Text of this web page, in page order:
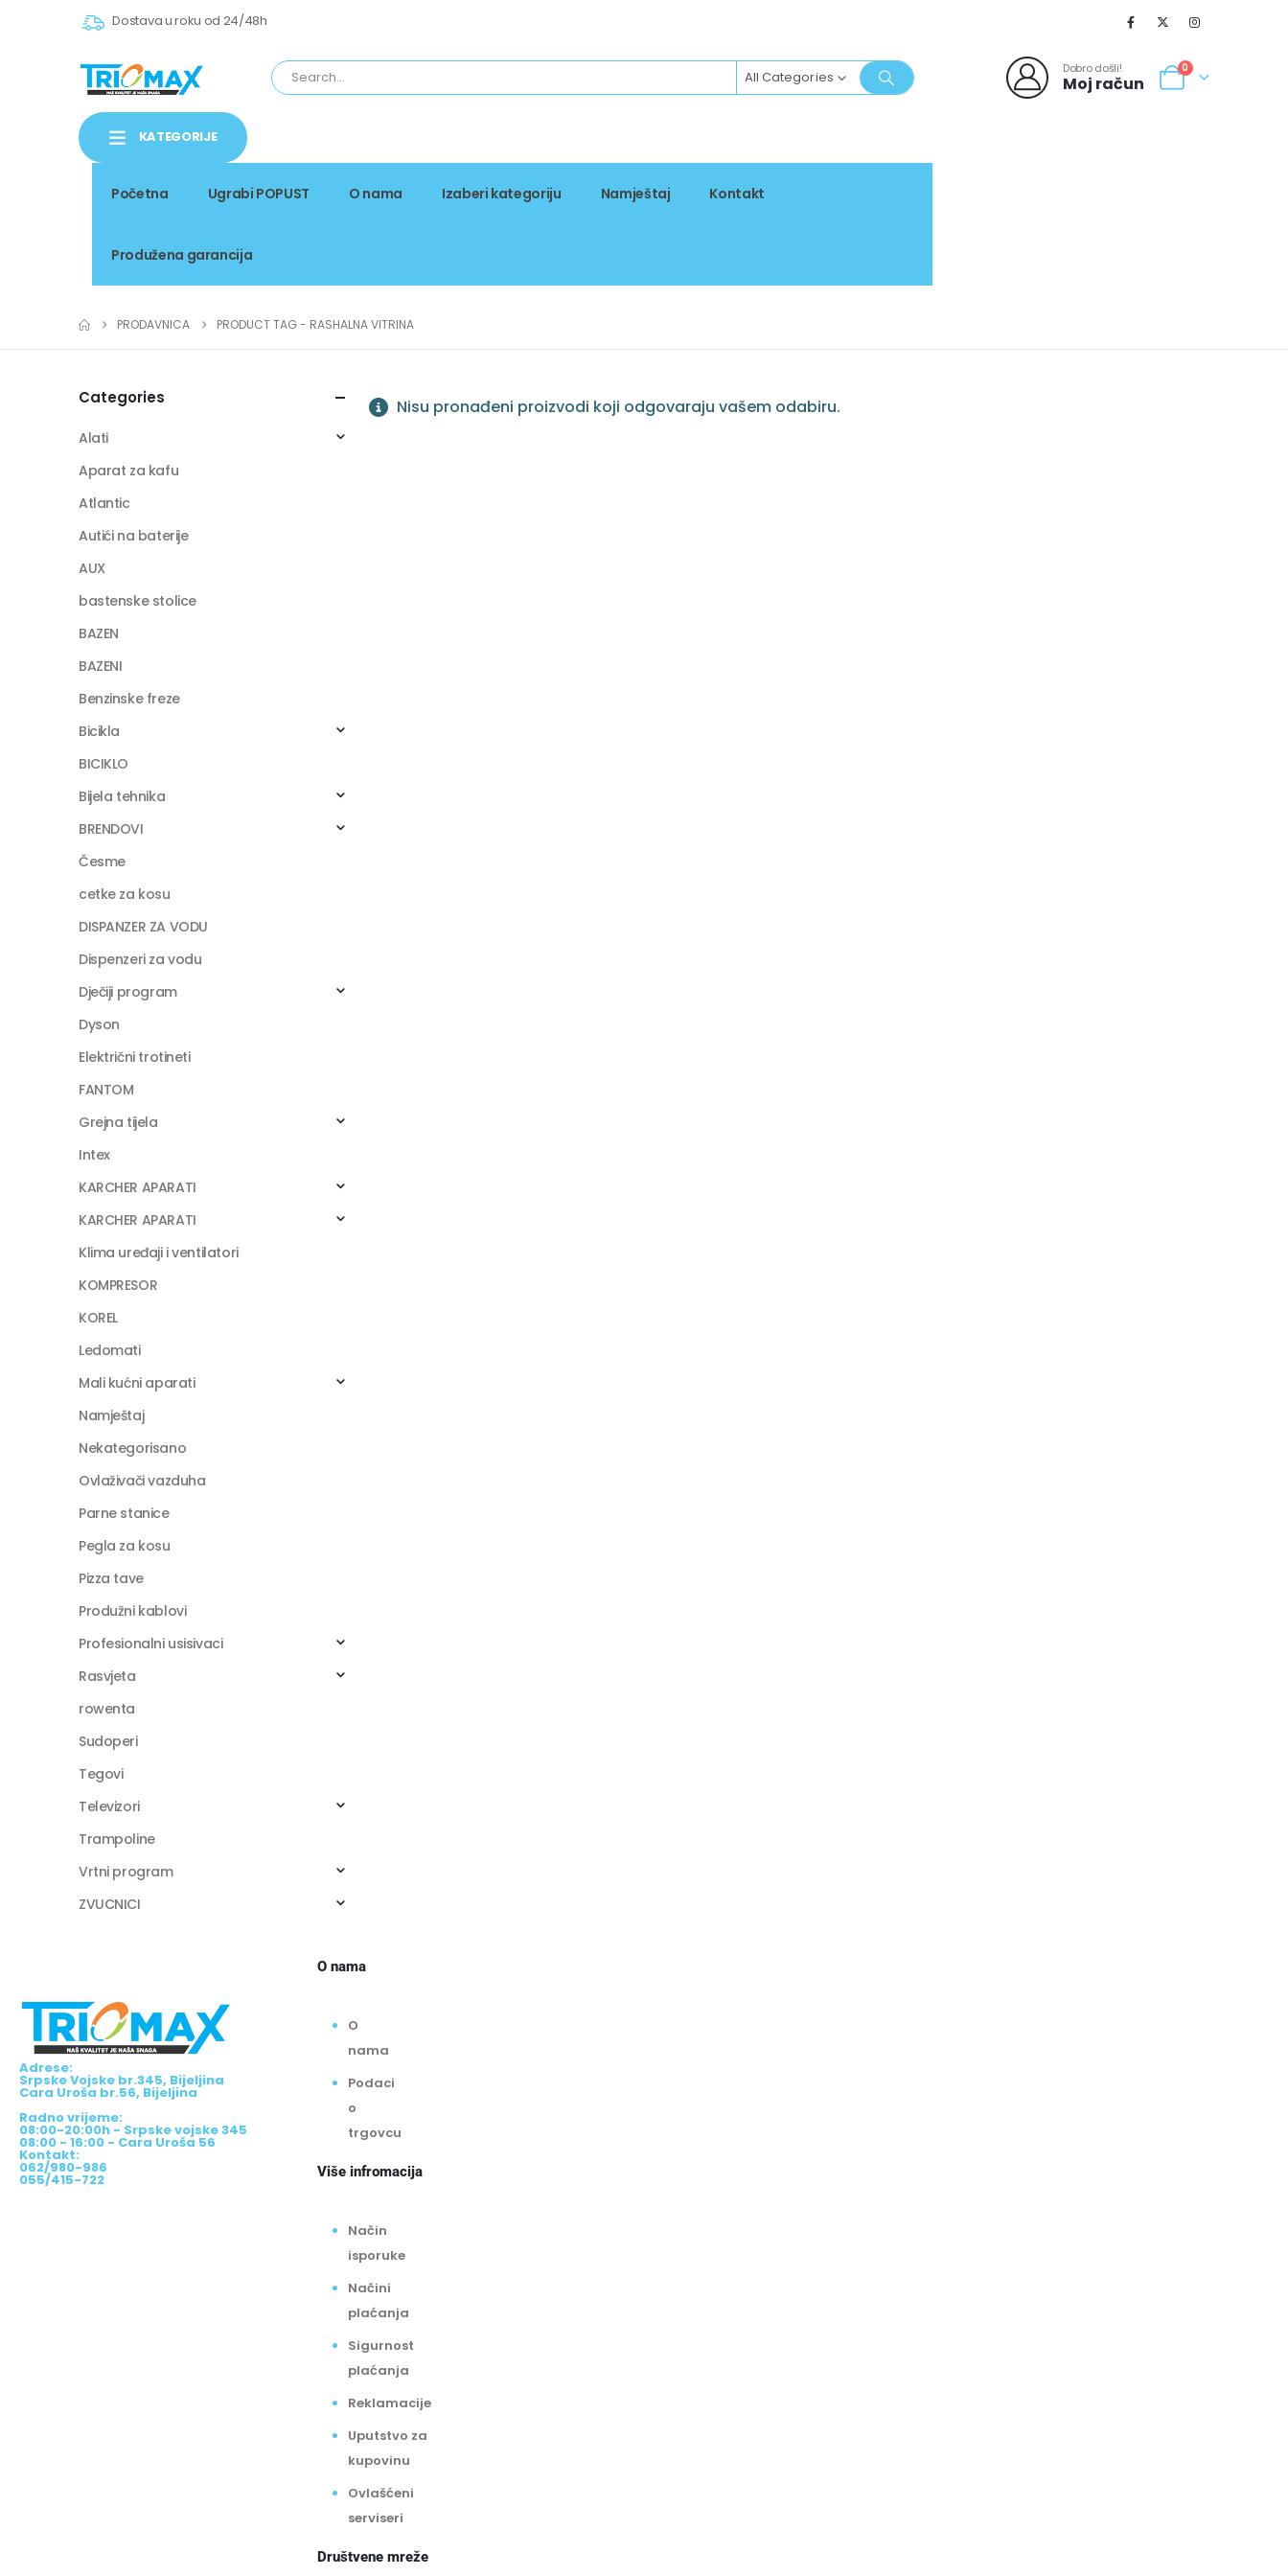
Dostava u roku od 24/48h
All Categories Dobro došli!
Moj račun
0
KATEGORIJE
Početna Ugrabi POPUST O nama Izaberi kategoriju Namještaj Kontakt
Produžena garancija
PRODAVNICA PRODUCT TAG - RASHALNA VITRINA
Nisu pronađeni proizvodi koji odgovaraju vašem odabiru.
Categories
Alati
Aparat za kafu
Atlantic
Autići na baterije
AUX
bastenske stolice
BAZEN
BAZENI
Benzinske freze
Bicikla
BICIKLO
Bijela tehnika
BRENDOVI
Česme
cetke za kosu
DISPANZER ZA VODU
Dispenzeri za vodu
Dječiji program
Dyson
Električni trotineti
FANTOM
Grejna tijela
Intex
KARCHER APARATI
KARCHER APARATI
Klima uređaji i ventilatori
KOMPRESOR
KOREL
Ledomati
Mali kućni aparati
Namještaj
Nekategorisano
Ovlaživači vazduha
Parne stanice
Pegla za kosu
Pizza tave
Produžni kablovi
Profesionalni usisivaci
Rasvjeta
rowenta
Sudoperi
Tegovi
Televizori
Trampoline
Vrtni program
ZVUCNICI
Adrese:
Srpske Vojske br.345, Bijeljina
Cara Uroša br.56, Bijeljina
Radno vrijeme:
08:00-20:00h - Srpske vojske 345
08:00 - 16:00 - Cara Uroša 56
Kontakt:
062/980-986
055/415-722
O nama
O
nama
Podaci
o
trgovcu
Više infromacija
Način
isporuke
Načini
plaćanja
Sigurnost
plaćanja
Reklamacije
Uputstvo za
kupovinu
Ovlašćeni
serviseri
Društvene mreže